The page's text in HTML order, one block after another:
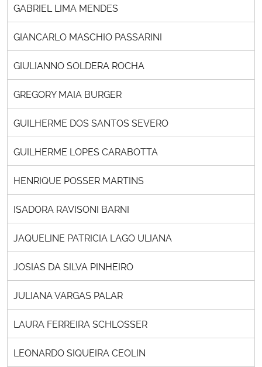
GABRIEL LIMA MENDES
GIANCARLO MASCHIO PASSARINI
GIULIANNO SOLDERA ROCHA
GREGORY MAIA BURGER
GUILHERME DOS SANTOS SEVERO
GUILHERME LOPES CARABOTTA
HENRIQUE POSSER MARTINS
ISADORA RAVISONI BARNI
JAQUELINE PATRICIA LAGO ULIANA
JOSIAS DA SILVA PINHEIRO
JULIANA VARGAS PALAR
LAURA FERREIRA SCHLOSSER
LEONARDO SIQUEIRA CEOLIN